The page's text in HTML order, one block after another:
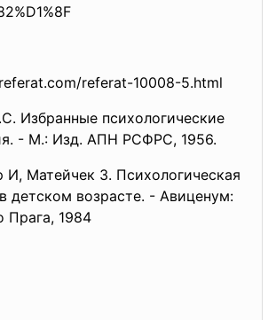
referat-10008-5.html
Избранные психологические
- М.: Изд. АПН РСФРС, 1956.
И, Матейчек З. Психологическая
детском возрасте. - Авиценум:
Прага, 1984